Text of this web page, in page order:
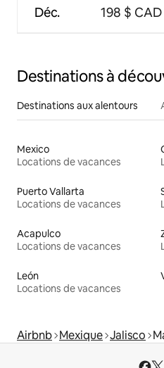
Déc. 198 $ CAD
Destinations à
Destinations aux alentours
Mexico
Locations de vacances
Puerto Vallarta
Locations de vacances
Acapulco
Locations de vacances
León
Locations de vacances
Airbnb Mexique Jalisco